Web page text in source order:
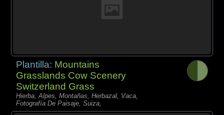
Plantilla: Mountains
Grasslands Cow Scenery
Switzerland Grass
Hierba, Alpes, Montañas, Herbazal, Vaca,
Fotografía De Paisaje, Suiza,